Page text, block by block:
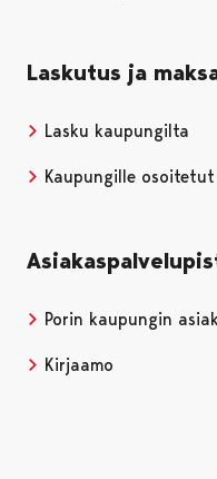
Laskutus ja
Lasku kaupungilta
Kaupungille
Porin kaupungin
Kirjaamo